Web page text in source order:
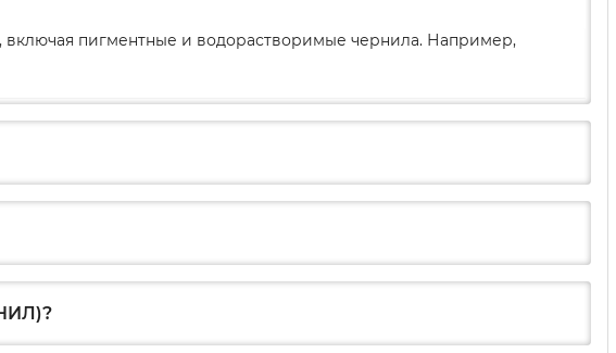
включая пигментные и водорастворимые чернила. Например,